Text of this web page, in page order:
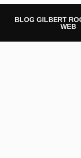
BLOG GILBERT
WEB